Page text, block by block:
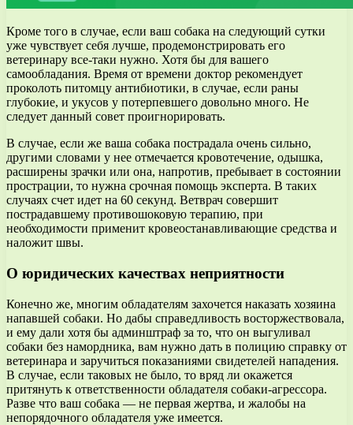
Кроме того в случае, если ваш собака на следующий сутки
уже чувствует себя лучше, продемонстрировать его
ветеринару все-таки нужно. Хотя бы для вашего
самообладания. Время от времени доктор рекомендует
проколоть питомцу антибиотики, в случае, если раны
глубокие, и укусов у потерпевшего довольно много. Не
следует данный совет проигнорировать.
В случае, если же ваша собака пострадала очень сильно,
другими словами у нее отмечается кровотечение, одышка,
расширены зрачки или она, напротив, пребывает в состоянии
прострации, то нужна срочная помощь эксперта. В таких
случаях счет идет на 60 секунд. Ветврач совершит
пострадавшему противошоковую терапию, при
необходимости применит кровеостанавливающие средства и
наложит швы.
О юридических качествах неприятности
Конечно же, многим обладателям захочется наказать хозяина
напавшей собаки. Но дабы справедливость восторжествовала,
и ему дали хотя бы админштраф за то, что он выгуливал
собаки без намордника, вам нужно дать в полицию справку от
ветеринара и заручиться показаниями свидетелей нападения.
В случае, если таковых не было, то вряд ли окажется
притянуть к ответственности обладателя собаки-агрессора.
Разве что ваш собака — не первая жертва, и жалобы на
непорядочного обладателя уже имеется.